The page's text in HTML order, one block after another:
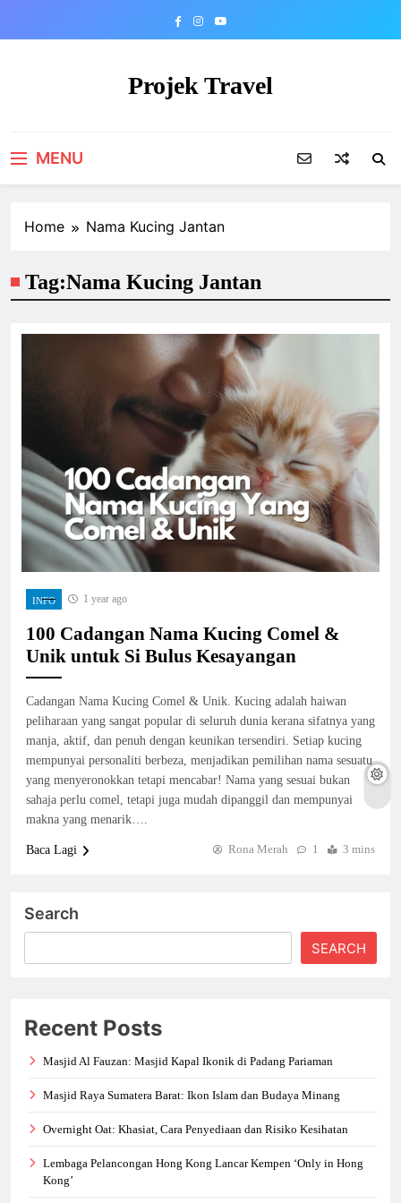
Projek Travel
MENU
Home Nama Kucing Jantan
Tag:Nama Kucing Jantan
INFO 1 year ago
100 Cadangan Nama Kucing Comel &
Unik untuk Si Bulus Kesayangan
Cadangan Nama Kucing Comel & Unik. Kucing adalah haiwan
peliharaan yang sangat popular di seluruh dunia kerana sifatnya yang
manja, aktif, dan penuh dengan keunikan tersendiri. Setiap kucing
mempunyai personaliti berbeza, menjadikan pemilihan nama sesuatu
yang menyeronokkan tetapi mencabar! Nama yang sesuai bukan
sahaja perlu comel, tetapi juga mudah dipanggil dan mempunyai
makna yang menarik….
Baca Lagi Rona Merah 1 3 mins
Search
SEARCH
Recent Posts
Masjid Al Fauzan: Masjid Kapal Ikonik di Padang Pariaman
Masjid Raya Sumatera Barat: Ikon Islam dan Budaya Minang
Overnight Oat: Khasiat, Cara Penyediaan dan Risiko Kesihatan
Lembaga Pelancongan Hong Kong Lancar Kempen ‘Only in Hong
Kong’